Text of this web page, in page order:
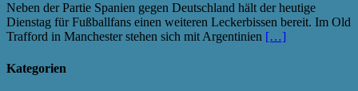
Neben der Partie Spanien gegen Deutschland hält der heutige
Dienstag für Fußballfans einen weiteren Leckerbissen bereit. Im Old
Trafford in Manchester stehen sich mit Argentinien […]
Kategorien